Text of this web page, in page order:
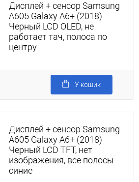
Дисплей + сенсор Samsung
A605 Galaxy A6+ (2018)
Черный LCD OLED, не
работает тач, полоса по
центру
У кошик
Дисплей + сенсор Samsung
A605 Galaxy A6+ (2018)
Черный LCD TFT, нет
изображения, все полосы
синие